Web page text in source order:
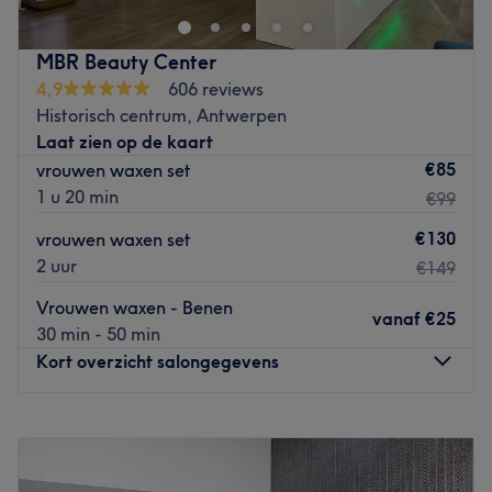
volledig ontspannen de salon verlaat.
Dichtstbijzijnde openbaar vervoer:
Antwerpen Opera Metro Station
Yulia heeft 1 jaar ervaring.
Wat we leuk vinden aan de salon:
Gespecialiseerd in: Nagels
De extra's: Gratis wifi
MBR Beauty Center
4,9
606 reviews
Historisch centrum, Antwerpen
Laat zien op de kaart
vrouwen waxen set
1 u 20 min
€85
€99
vrouwen waxen set
2 uur
€130
€149
Vrouwen waxen - Benen
30 min - 50 min
vanaf €25
Kort overzicht salongegevens
09:30– 19:00
10:00–19:00